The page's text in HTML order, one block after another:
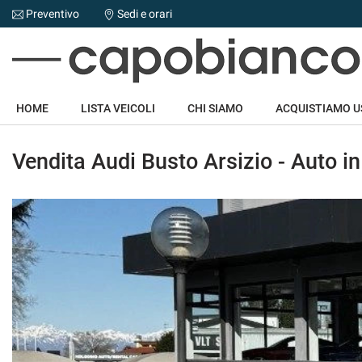
LISTA VEICOLI
CHI SIAMO
ACQUISTIAMO USATO
NOLEGGIO AUTO
ASSISTENZA
DICONO DI NOI
Preventivo Sedi e orari
HOME LISTA VEICOLI CHI SIAMO ACQUISTIAMO
Vendita Audi Busto Arsizio - Auto
Le
preferenze
Il
pannello
ti
di
esprimere
le
tue
preferenze
di
consenso
alle
tecnologie
di